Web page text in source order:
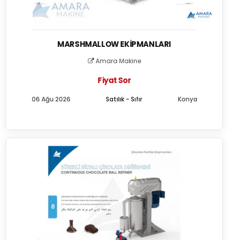
MARSHMALLOW EKIPMANLARI
Amara Makine
Fiyat Sor
Satılık - Sıfır
06 Ağu 2026 Konya